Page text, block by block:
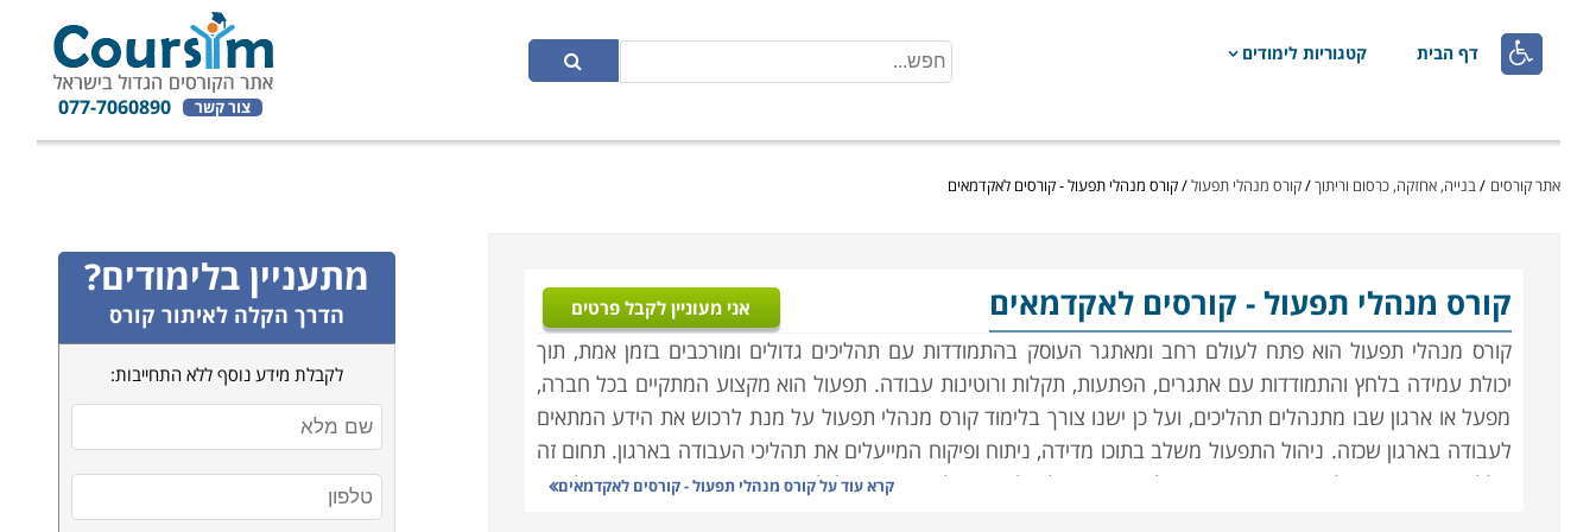
 דף הבית קטגוריות לימודים
צור קשר 077-7060890
אתר קורסים /בנייה, אחזקה, כרסום וריתוך/קורס מנהלי תפעול/קורס מנהלי תפעול - קורסים לאקדמאים
קורס מנהלי תפעול- קורסים לאקדמאים אני מעוניין לקבל פרטים
קורס מנהלי תפעול הוא פתח לעולם רחב ומאתגר העוסק בהתמודדות עם תהליכים גדולים ומורכבים בזמן אמת, תוך
יכולת עמידה בלחץ והתמודדות עם אתגרים, הפתעות, תקלות ורוטינות עבודה. תפעול הוא מקצוע המתקיים בכל חברה,
מפעל או ארגון שבו מתנהלים תהליכים, ועל כן ישנו צורך בלימוד קורס מנהלי תפעול על מנת לרכוש את הידע המתאים
לעבודה בארגון שכזה. ניהול התפעול משלב בתוכו מדידה, ניתוח ופיקוח המייעלים את תהליכי העבודה בארגון. תחום זה
כולל, בין היתר, ניהול שירות, רכישה, ניהול מחסן, ניהול מלאי, ניהול איכות, ניהול לוגיסטי והפצה. נושא התפעול הוא
קרא עוד עלקורס מנהלי תפעול - קורסים לאקדמאים
מתעניין בלימודים?
הדרך הקלה לאיתור קורס
לקבלת מידע נוסף ללא התחייבות: